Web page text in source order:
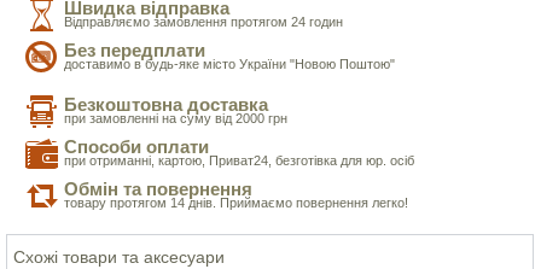
Швидка відправка
Відправляємо замовлення протягом 24 годин
Без передплати
доставимо в будь-яке місто України "Новою Поштою"
Безкоштовна доставка
при замовленні на суму від 2000 грн
Способи оплати
при отриманні, картою, Приват24, безготівка для юр. осіб
Обмін та повернення
товару протягом 14 днів. Приймаємо повернення легко!
Схожі товари та аксесуари